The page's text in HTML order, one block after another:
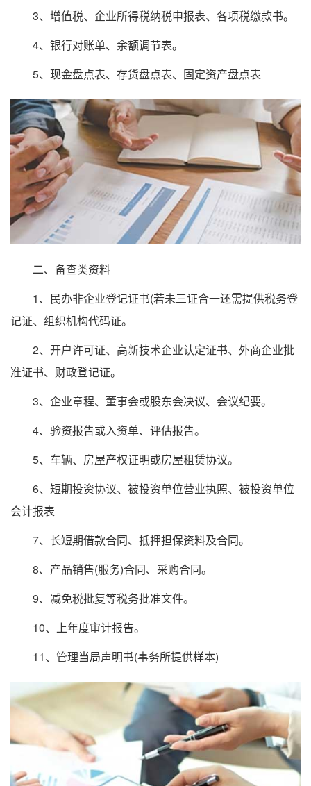
3、增值税、企业所得税纳税申报表、各项税缴款书。
4、银行对账单、余额调节表。
5、现金盘点表、存货盘点表、固定资产盘点表
二、备查类资料
1、民办非企业登记证书(若未三证合一还需提供税务登
记证、组织机构代码证。
2、开户许可证、高新技术企业认定证书、外商企业批
准证书、财政登记证。
3、企业章程、董事会或股东会决议、会议纪要。
4、验资报告或入资单、评估报告。
5、车辆、房屋产权证明或房屋租赁协议。
6、短期投资协议、被投资单位营业执照、被投资单位
会计报表
7、长短期借款合同、抵押担保资料及合同。
8、产品销售(服务)合同、采购合同。
9、减免税批复等税务批准文件。
10、上年度审计报告。
11、管理当局声明书(事务所提供样本)